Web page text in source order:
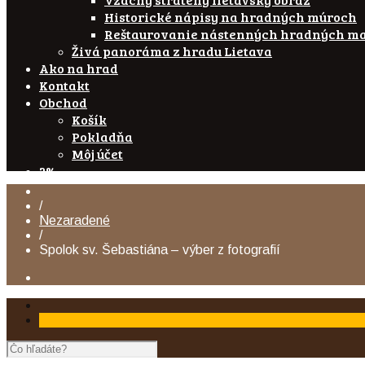
Historické nápisy na hradných múroch
Reštaurovanie nástenných hradných
Živá panoráma z hradu Lietava
Ako na hrad
Kontakt
Obchod
Košík
Pokladňa
Môj účet
2%
/
Nezaradené
/
Spolok sv. Šebastiána – výber z fotografií